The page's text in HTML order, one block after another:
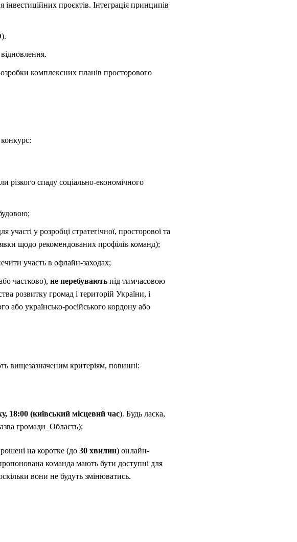
проєктів. Інтеграція принципів
комплексних планів просторового
різкого спаду соціально-економічного
участі у розробці стратегічної, просторової та
щодо рекомендованих профілів команд);
участь в офлайн-заходах;
частково), не перебуваютьпід тимчасовою
розвитку громад і територій України, і
або українсько-російського кордону або
вищезазначеним критеріям, повинні:
18:00 (київський місцевий час). Будь ласка,
громади_Область);
на коротке (до 30 хвилин) онлайн-
команда мають бути доступні для
вони не будуть змінюватись.